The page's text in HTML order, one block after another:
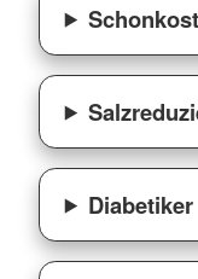
Diabetiker